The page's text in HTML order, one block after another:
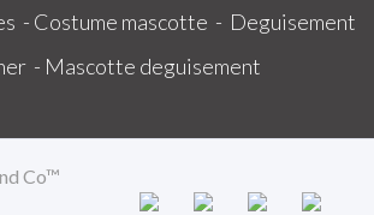
- Costume mascotte - Deguisement
- Mascotte deguisement
Co™